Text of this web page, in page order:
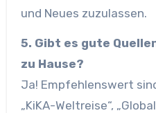
und Neues zuzulassen.
5. Gibt es gute
zu Hause?
Ja! Empfehlenswert
„KiKA-Weltreise“,